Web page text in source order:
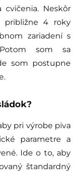
Neskôr
približne 4 roky
zariadení s
Potom som sa
som postupne
pri výrobe piva
parametre a
Ide o to, aby
štandardný